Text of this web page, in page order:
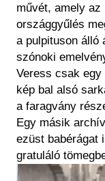
művét, amely az
országgyűlés
a pulpituson álló
szónoki
Veress csak egy
kép bal alsó
a faragvány
Egy másik
ezüst babérágat
gratuláló
Image